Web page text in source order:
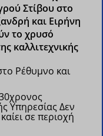
Στίβου στο
και Ειρήνη
το χρυσό
καλλιτεχνικής
Ρέθυμνο και
ΥπηρεσίαςΔεν
σε περιοχή